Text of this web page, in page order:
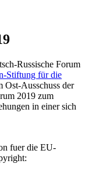
Russische Forum
Stiftung für die
Ost-Ausschuss der
2019 zum
in einer sich
fuer die EU-